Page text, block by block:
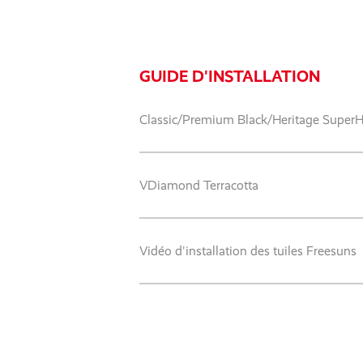
GUIDE D'INSTALLATION
Classic/Premium Black/Heritage
VDiamond Terracotta
Vidéo d'installation des tuiles Freesuns